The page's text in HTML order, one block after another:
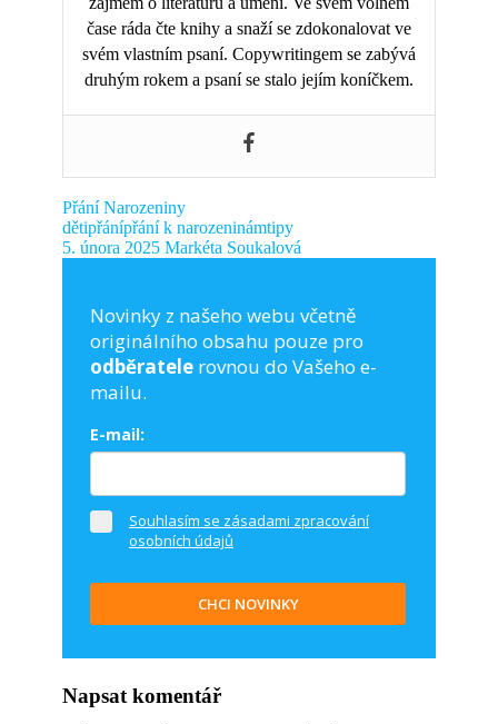
čase ráda čte knihy a snaží se zdokonalovat ve
svém vlastním psaní. Copywritingem se zabývá
druhým rokem a psaní se stalo jejím koníčkem.
Přání Narozeniny
dětipřánípřání k narozeninámtipy
5. února 2025 Markéta Soukalová
Novinky z našeho webu včetně
originálního obsahu pouze pro
odběratele rovnou do Vašeho e-
mailu.
E-mail:
Souhlasím se zásadami zpracování
osobních údajů
CHCI NOVINKY
Napsat komentář